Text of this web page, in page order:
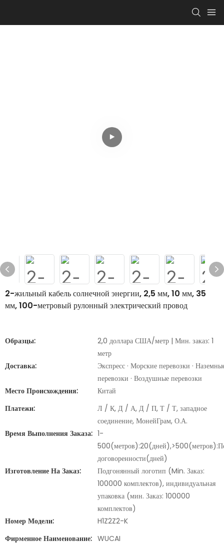
2-жильный кабель солнечной энергии, 2,5 мм, 10 мм, 35 ​​
мм, 100-метровый рулонный электрический провод
Образцы:
2,0 доллара США/метр | Мин. заказ: 1
метр
Доставка:
Экспресс · Морские перевозки ·
перевозки · Воздушные перевозки
Место Происхождения:
Китай
Платежи:
Л / К, Д / А, Д / П, Т / Т, западное
соединение, МонейГрам, О.А.
Время Выполнения Заказа: 1-
договоренности(дней)
Изготовление На Заказ:
Подгонянный логотип (Min. Заказ:
100000 комплектов), индивидуальная
упаковка (мин. Заказ: 100000
комплектов)
Номер Модели:
H1Z2Z2-K
Фирменное Наименование: WUCAI